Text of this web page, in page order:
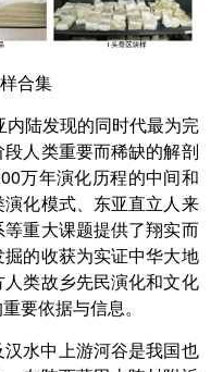
合集
内陆发现的同时代最为完
人类重要而稀缺的解剖
万年演化历程的中间和
化模式、东亚直立人来
重大课题提供了翔实而
的收获为实证中华大地
类故乡先民演化和文化
要依据与信息。
水中上游河谷是我国也